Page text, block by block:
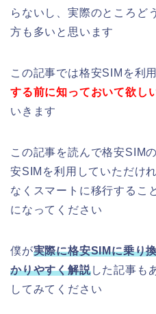
らないし、実際のところど
方も多いと思います
この記事では格安SIMを利
する前に知っておいて欲し
いきます
この記事を読んで格安SIM
安SIMを利用していただけ
なくスマートに移行するこ
になってください
僕が実際に格安SIMに乗り
かりやすく解説した記事も
してみてください